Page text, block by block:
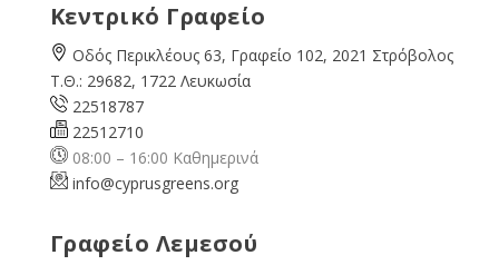
Κεντρικό Γραφείο
Οδός Περικλέους 63, Γραφείο 102, 2021 Στρόβολος
Τ.Θ.: 29682, 1722 Λευκωσία
22518787
22512710
08:00 – 16:00 Καθημερινά
info@cyprusgreens.org
Γραφείο Λεμεσού